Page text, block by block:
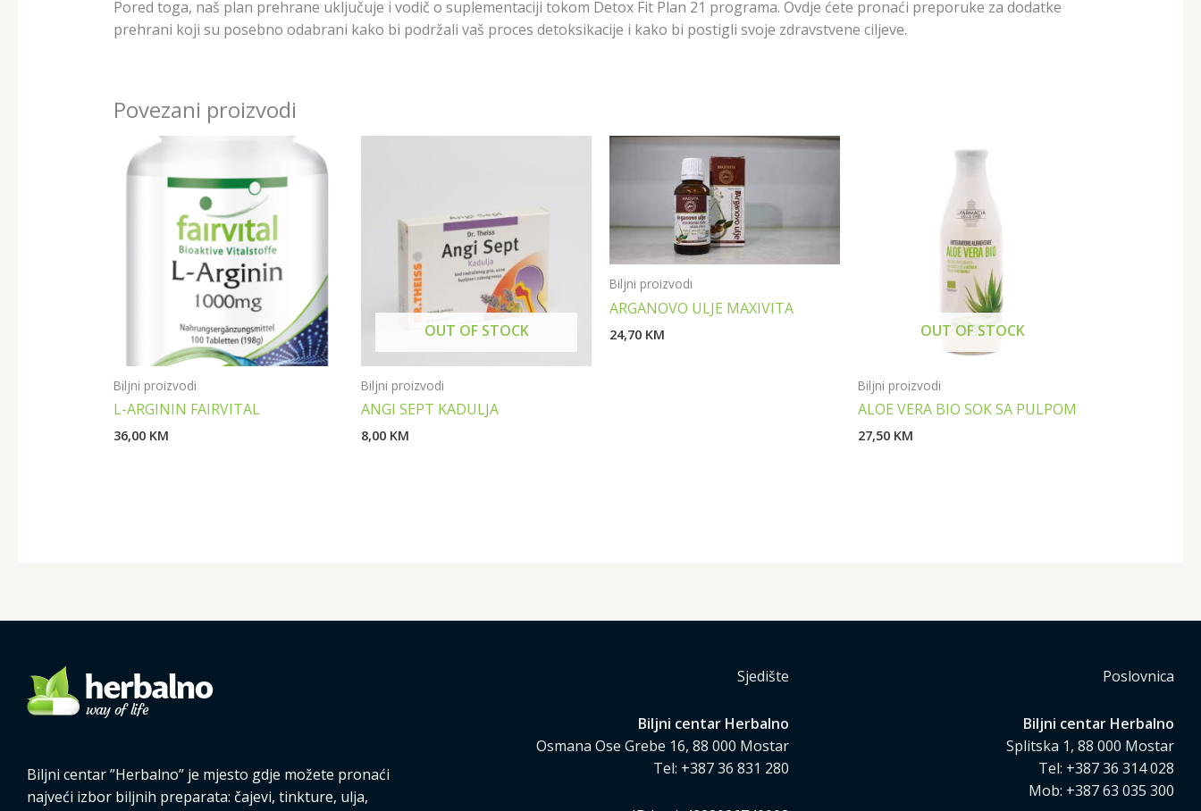
Pored toga, naš plan prehrane uključuje i vodič o suplementaciji tokom Detox Fit Plan 21 programa. Ovdje ćete pronaći preporuke za dodatke
prehrani koji su posebno odabrani kako bi podržali vaš proces detoksikacije i kako bi postigli svoje zdravstvene ciljeve.
Povezani proizvodi
Biljni proizvodi
L-ARGININ FAIRVITAL
36,00 KM
OUT OF STOCK
Biljni proizvodi
ANGI SEPT KADULJA
8,00 KM
Biljni proizvodi
ARGANOVO ULJE MAXIVITA
24,70 KM OUT OF STOCK
Biljni proizvodi
ALOE VERA BIO SOK SA PULPOM
27,50 KM
Biljni centar ”Herbalno” je mjesto gdje možete pronaći
najveći izbor biljnih preparata: čajevi, tinkture, ulja,
Sjedište
Biljni centar Herbalno
Osmana Ose Grebe 16, 88 000 Mostar
Tel: +387 36 831 280
Poslovnica
Biljni centar Herbalno
Splitska 1, 88 000 Mostar
Tel: +387 36 314 028
Mob: +387 63 035 300